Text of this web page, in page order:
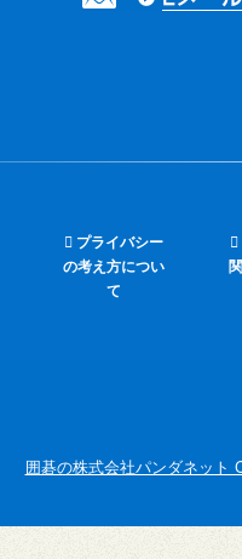
プライバシー
の考え方につい
て
囲碁の株式会社パンダネット